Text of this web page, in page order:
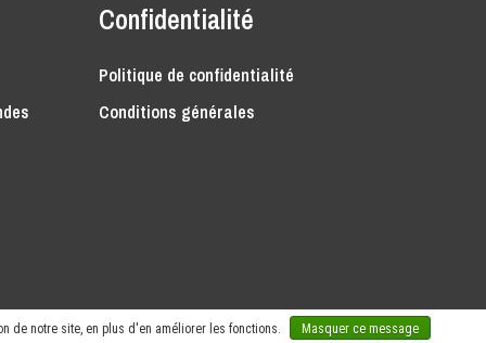
de notre site, en plus d'en améliorer les fonctions. Masquer ce message
Confidentialité
Politique de confidentialité
Conditions générales